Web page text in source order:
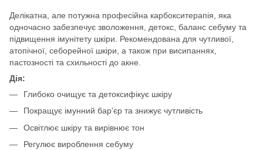
Делікатна, але потужна професійна карбокситерапія, яка
одночасно забезпечує зволоження, детокс, баланс себуму та
підвищення імунітету шкіри. Рекомендована для чутливої,
атопічної, себорейної шкіри, а також при висипаннях,
пастозності та схильності до акне.
Дія:
Глибоко очищує та детоксифікує шкіру
Покращує імунний бар’єр та знижує чутливість
Освітлює шкіру та вирівнює тон
Регулює вироблення себуму